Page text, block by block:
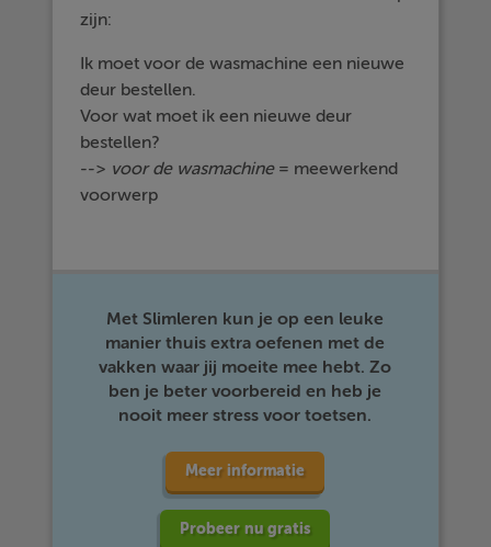
zijn:
Ik moet voor de wasmachine een nieuwe
deur bestellen.
Voor wat moet ik een nieuwe deur
bestellen?
--> voor de wasmachine= meewerkend
voorwerp
Met Slimleren kun je op een leuke
manier thuis extra oefenen met de
vakken waar jij moeite mee hebt. Zo
ben je beter voorbereid en heb je
nooit meer stress voor toetsen.
Meer informatie
Probeer nu gratis